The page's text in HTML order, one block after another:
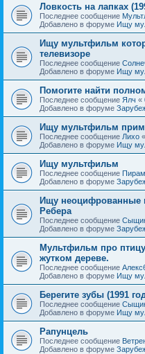
Ловкость на лапках
Последнее сообщение
Добавлено в форуме Ищу
Ищу мультфильм
телевизоре
Последнее сообщение
Добавлено в форуме Ищу
Помогите найти
Последнее сообщение Ялч «
Добавлено в форуме
Ищу мультфильм
Последнее сообщение Лихо «
Добавлено в форуме Ищу
Ищу мультфильм
Последнее сообщение
Добавлено в форуме
Ищу неоцифрованные
Ребера
Последнее сообщение
Добавлено в форуме
Мультфильм про
жутком дереве.
Последнее сообщение
Добавлено в форуме Ищу
Берегите зубы (1991
Последнее сообщение
Добавлено в форуме Ищу
Рапунцель
Последнее сообщение
Добавлено в форуме